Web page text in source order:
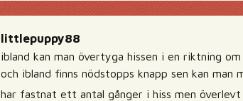
littlepuppy88
ibland kan man övertyga hissen i en riktning om
och ibland finns nödstopps knapp sen kan
har fastnat ett antal gånger i hiss men överlevt